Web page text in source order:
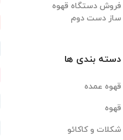
فروش دستگاه قهوه
ساز دست دوم
دسته بندی ها
قهوه عمده
قهوه
شکلات و کاکائو